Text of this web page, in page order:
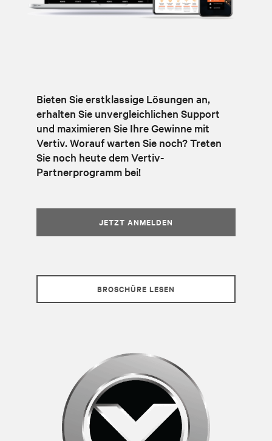
Bieten Sie erstklassige Lösungen an,
erhalten Sie unvergleichlichen Support
und maximieren Sie Ihre Gewinne mit
Vertiv. Worauf warten Sie noch? Treten
Sie noch heute dem Vertiv-
Partnerprogramm bei!
JETZT ANMELDEN
BROSCHÜRE LESEN